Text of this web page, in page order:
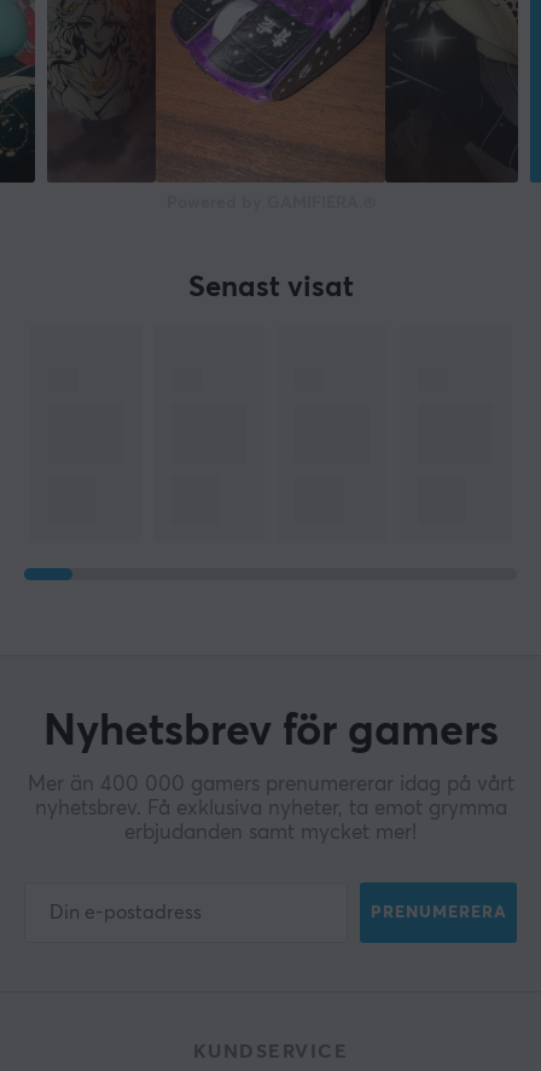
Senast visat
Nyhetsbrev för gamers
Mer än 400 000 gamers prenumererar idag på vårt
nyhetsbrev. Få exklusiva nyheter, ta emot grymma
erbjudanden samt mycket mer!
PRENUMERERA
KUNDSERVICE